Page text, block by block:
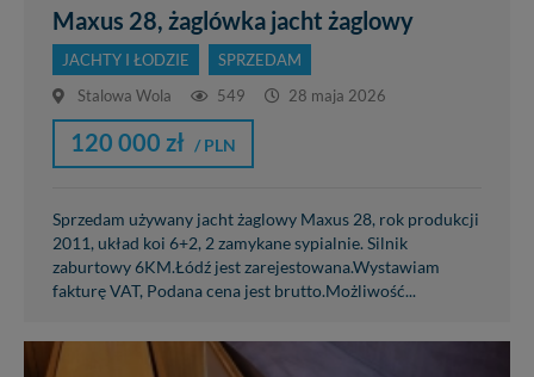
Maxus 28, żaglówka jacht żaglowy
JACHTY I ŁODZIE
SPRZEDAM
Stalowa Wola
549 28 maja 2026
120 000 zł / PLN
Sprzedam używany jacht żaglowy Maxus 28, rok produkcji
2011, układ koi 6+2, 2 zamykane sypialnie. Silnik
zaburtowy 6KM.Łódź jest zarejestowana.Wystawiam
fakturę VAT, Podana cena jest brutto.Możliwość...